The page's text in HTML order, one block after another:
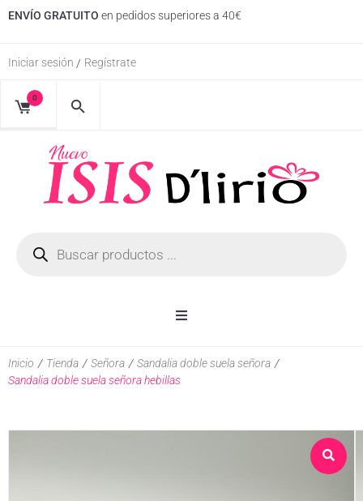
ENVÍO GRATUITO en pedidos superiores a 40€
Iniciar sesión / Regístrate
0
Inicio
Inicio / Tienda / Señora / Sandalia doble suela señora /
Sandalia doble suela señora hebillas